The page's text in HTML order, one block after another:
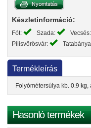
Készletinformáció:
Fót: Szada: Vecsés:
Pilisvörösvár:
Termékleírás
Folyómétersúlya kb. 0.9
Hasonló termékek